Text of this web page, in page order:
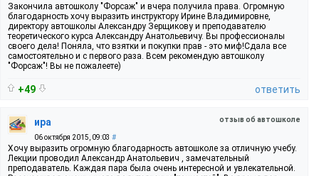
Закончила автошколу "Форсаж" и вчера получила права. Огромную
благодарность хочу выразить инструктору Ирине Владимировне,
директору автошколы Александру Зерщикову и преподавателю
теоретического курса Александру Анатольевичу. Вы профессионалы
своего дела! Поняла, что взятки и покупки прав - это миф!Сдала все
самостоятельно и с первого раза. Всем рекомендую автошколу
"Форсаж"! Вы не пожалеете)
+49 ответить
отзыв об автошколе
ира
06 октября 2015, 09:03 #
Хочу выразить огромную благодарность автошколе за отличную учебу.
Лекции проводил Александр Анатольевич , замечательный
преподаватель. Каждая пара была очень интересной и увлекательной.